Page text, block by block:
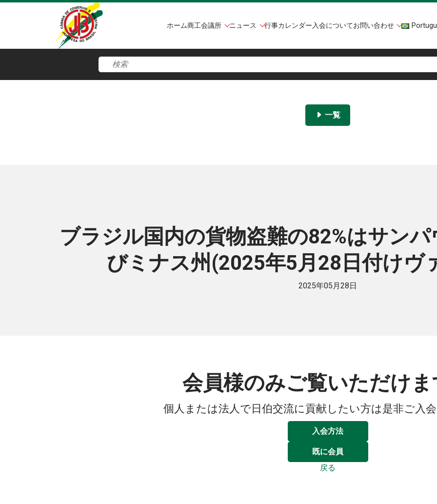
ホーム商工会議所 ニュース 行事カレンダー入会についてお問い合わせ
一覧
ブラジル国内の貨物盗難の82%はサン
びミナス州(2025年5月28日付けヴ
2025年05月28日
会員様のみご覧いただけ
個人または法人で日伯交流に貢献したい方は是非ご入
入会方法
既に会員
戻る